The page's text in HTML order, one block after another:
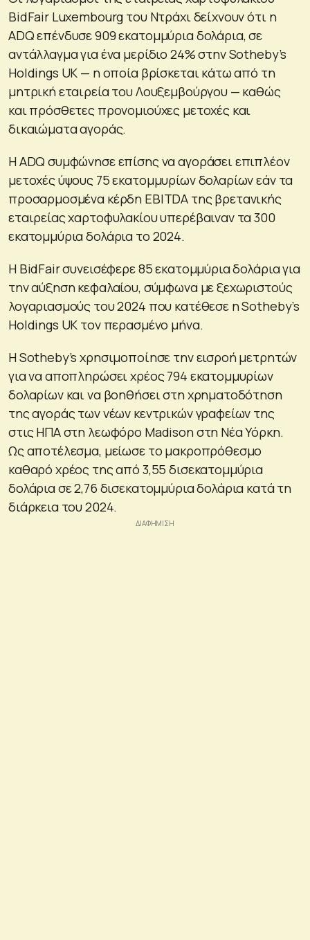
BidFair Luxembourg του Ντράχι δείχνουν ότι η
ADQ επένδυσε 909 εκατομμύρια δολάρια, σε
αντάλλαγμα για ένα μερίδιο 24% στην Sotheby’s
Holdings UK — η οποία βρίσκεται κάτω από τη
μητρική εταιρεία του Λουξεμβούργου — καθώς
και πρόσθετες προνομιούχες μετοχές και
δικαιώματα αγοράς.
Η ADQ συμφώνησε επίσης να αγοράσει επιπλέον
μετοχές ύψους 75 εκατομμυρίων δολαρίων εάν τα
προσαρμοσμένα κέρδη EBITDA της βρετανικής
εταιρείας χαρτοφυλακίου υπερέβαιναν τα 300
εκατομμύρια δολάρια το 2024.
Η BidFair συνεισέφερε 85 εκατομμύρια δολάρια για
την αύξηση κεφαλαίου, σύμφωνα με ξεχωριστούς
λογαριασμούς του 2024 που κατέθεσε η Sotheby’s
Holdings UK τον περασμένο μήνα.
Η Sotheby’s χρησιμοποίησε την εισροή μετρητών
για να αποπληρώσει χρέος 794 εκατομμυρίων
δολαρίων και να βοηθήσει στη χρηματοδότηση
της αγοράς των νέων κεντρικών γραφείων της
στις ΗΠΑ στη λεωφόρο Madison στη Νέα Υόρκη.
Ως αποτέλεσμα, μείωσε το μακροπρόθεσμο
καθαρό χρέος της από 3,55 δισεκατομμύρια
δολάρια σε 2,76 δισεκατομμύρια δολάρια κατά τη
διάρκεια του 2024.